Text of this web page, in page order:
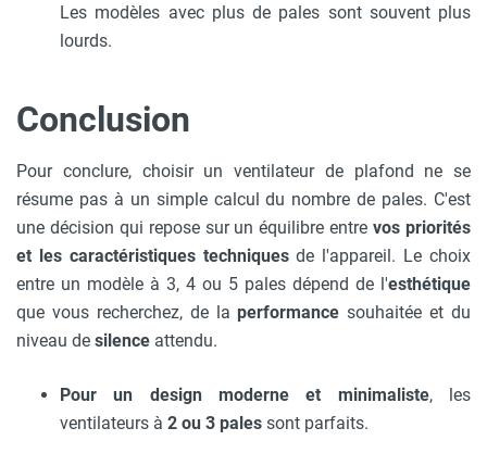
Les modèles avec plus de pales sont souvent plus
lourds.
Conclusion
Pour conclure, choisir un ventilateur de plafond ne se
résume pas à un simple calcul du nombre de pales. C'est
une décision qui repose sur un équilibre entrevos priorités
et les caractéristiques techniquesde l'appareil. Le choix
entre un modèle à 3, 4 ou 5 pales dépend de l'esthétique
que vous recherchez, de laperformance souhaitée et du
niveau de silence attendu.
Pour un design moderne et minimaliste, les
ventilateurs à 2 ou 3 pales sont parfaits.